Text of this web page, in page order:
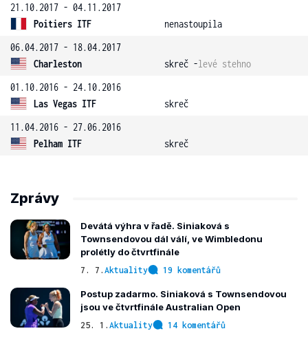
21.10.2017 - 04.11.2017
Poitiers ITF
nenastoupila
06.04.2017 - 18.04.2017
Charleston
skreč -levé stehno
01.10.2016 - 24.10.2016
Las Vegas ITF
skreč
11.04.2016 - 27.06.2016
Pelham ITF
skreč
Zprávy
Devátá výhra v řadě. Siniaková s
Townsendovou dál válí, ve Wimbledonu
prolétly do čtvrtfinále
7. 7. Aktuality 19 komentářů
Postup zadarmo. Siniaková s Townsendovou
jsou ve čtvrtfinále Australian Open
25. 1. Aktuality 14 komentářů